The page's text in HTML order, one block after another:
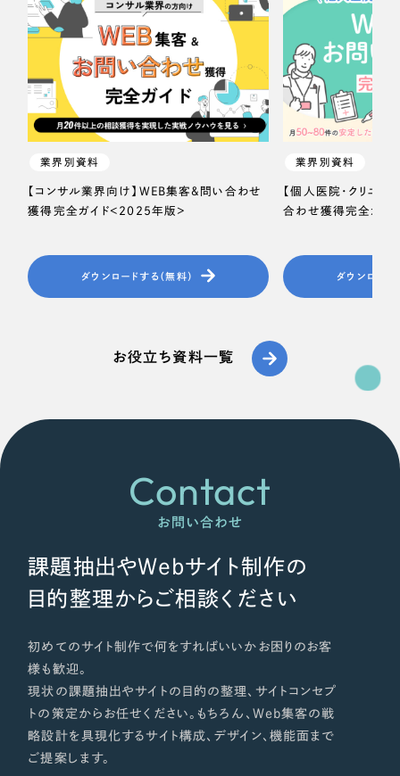
業界別資料
【コンサル業界向け】WEB集客＆問い合わせ
獲得完全ガイド＜2025年版＞
ダウンロードする（無料）
業界別資料
【個人医院・クリニッ
合わせ獲得完全ガイ
ダウンロード
お役立ち資料一覧
Contact
お問い合わせ
課題抽出やWebサイト制作の
目的整理からご相談ください
初めてのサイト制作で何をすればいいかお困りのお客
様も歓迎。
現状の課題抽出やサイトの目的の整理、サイトコンセプ
トの策定からお任せください。もちろん、Web集客の戦
略設計を具現化するサイト構成、デザイン、機能面まで
ご提案します。